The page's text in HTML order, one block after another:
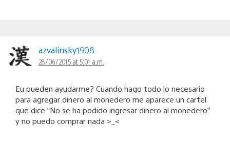
azvalinsky1908
28/06/2015 at 5:01 a.m.
Eu pueden ayudarme? Cuando hago todo lo necesario
para agregar dinero al monedero me aparece un cartel
que dice “No se ha podido ingresar dinero al monedero”
y no puedo comprar nada >_<